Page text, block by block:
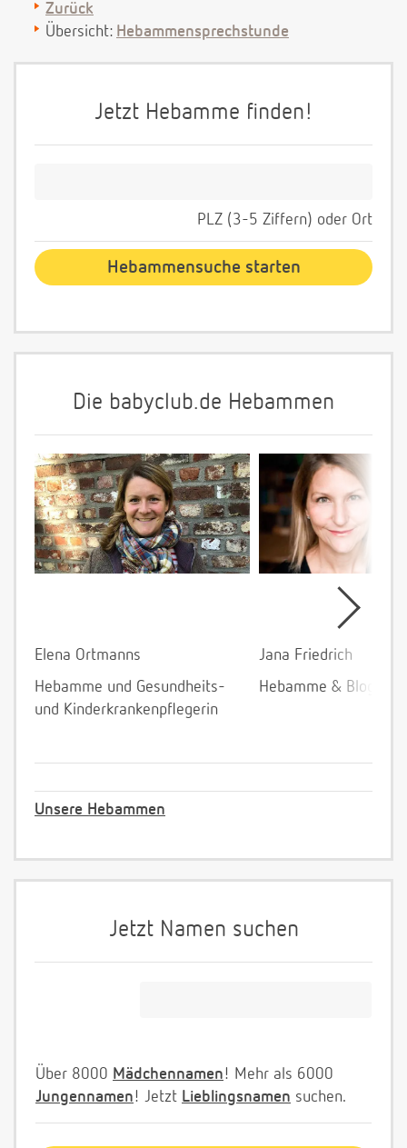
Zurück
Übersicht: Hebammensprechstunde
Jetzt Hebamme finden!
PLZ (3-5 Ziffern) oder Ort
Die babyclub.de Hebammen
Elena Ortmanns
Hebamme und Gesundheits-
und Kinderkrankenpflegerin
Jana Friedrich
Hebamme &
Unsere Hebammen
Jetzt Namen suchen
Über 8000 Mädchennamen! Mehr als 6000
Jungennamen! Jetzt Lieblingsnamen suchen.